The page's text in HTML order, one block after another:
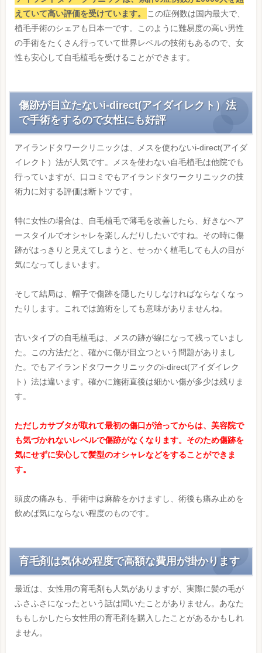
えていて高い評価を受けています。
この症例数は国内最大で、
植毛手術のシェアも日本一です。このように難易度の高い男性
の手術をたくさん行っていて世界レベルの技術もあるので、女
性も安心して自毛植毛を受けることができます。
傷跡が目立たないi-direct(アイダイレクト）法
で手術をするので女性にも好評
アイランドタワークリニックは、メスを使わないi-direct(アイダ
イレクト）法が人気です。メスを使わない自毛植毛は他院でも
行っていますが、口コミでもアイランドタワークリニックの技
術力に対する評価は断トツです。
特に女性の場合は、自毛植毛で薄毛を改善したら、好きなヘア
ースタイルでオシャレを楽しんだりしたいですね。その時に傷
跡がはっきりと見えてしまうと、せっかく植毛しても人の目が
気になってしまいます。
そして結局は、帽子で傷跡を隠したりしなければならなくなっ
たりします。これでは施術をしても意味がありませんね。
古いタイプの自毛植毛は、メスの跡が線になって残っていまし
た。この方法だと、確かに傷が目立つという問題がありまし
た。でもアイランドタワークリニックのi-direct(アイダイレク
ト）法は違います。確かに施術直後は細かい傷が多少は残りま
す。
ただしカサブタが取れて最初の傷口が治ってからは、美容院で
も気づかれないレベルで傷跡がなくなります。そのため傷跡を
気にせずに安心して髪型のオシャレなどをすることができま
す。
頭皮の痛みも、手術中は麻酔をかけますし、術後も痛み止めを
飲めば気にならない程度のものです。
育毛剤は気休め程度で高額な費用が掛かります
最近は、女性用の育毛剤も人気がありますが、実際に髪の毛が
ふさふさになったという話は聞いたことがありません。あなた
ももしかしたら女性用の育毛剤を購入したことがあるかもしれ
ません。